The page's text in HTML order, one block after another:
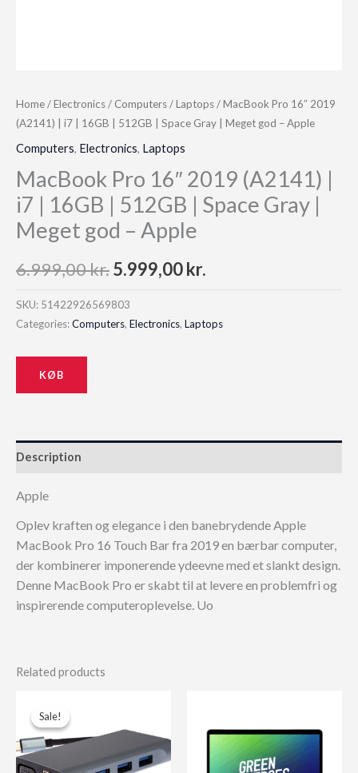
Home/Electronics/ Computers/Laptops/ MacBook Pro 16″ 2019
(A2141) | i7 | 16GB | 512GB | Space Gray | Meget god – Apple
Computers, Electronics, Laptops
MacBook Pro 16″ 2019 (A2141) |
i7 | 16GB | 512GB | Space Gray |
Meget god – Apple
6.999,00kr.Original
price
was:
5.999,00kr.
is:
SKU: 51422926569803
Categories:Computers, Electronics, Laptops
KØB
Description
Apple
Oplev kraften og elegance i den banebrydende Apple
MacBook Pro 16 Touch Bar fra 2019 en bærbar computer,
der kombinerer imponerende ydeevne med et slankt design.
Denne MacBook Pro er skabt til at levere en problemfri og
inspirerende computeroplevelse. Uo
Related products
Sale!
Sale!